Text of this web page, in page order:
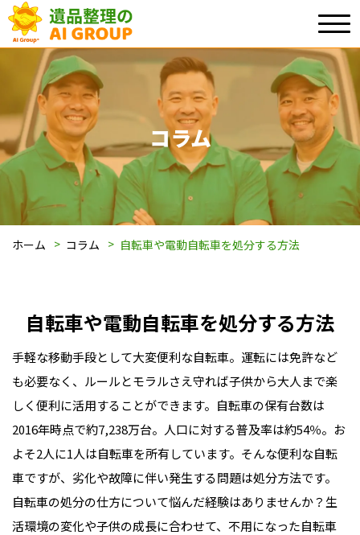
コラム
ホーム コラム 自転車や電動自転車を処分する方法
自転車や電動自転車を処分する方法
手軽な移動手段として大変便利な自転車。運転には免許など
も必要なく、ルールとモラルさえ守れば子供から大人まで楽
しく便利に活用することができます。自転車の保有台数は
2016年時点で約7,238万台。人口に対する普及率は約54％。お
よそ2人に1人は自転車を所有しています。そんな便利な自転
車ですが、劣化や故障に伴い発生する問題は処分方法です。
自転車の処分の仕方について悩んだ経験はありませんか？生
活環境の変化や子供の成長に合わせて、不用になった自転車